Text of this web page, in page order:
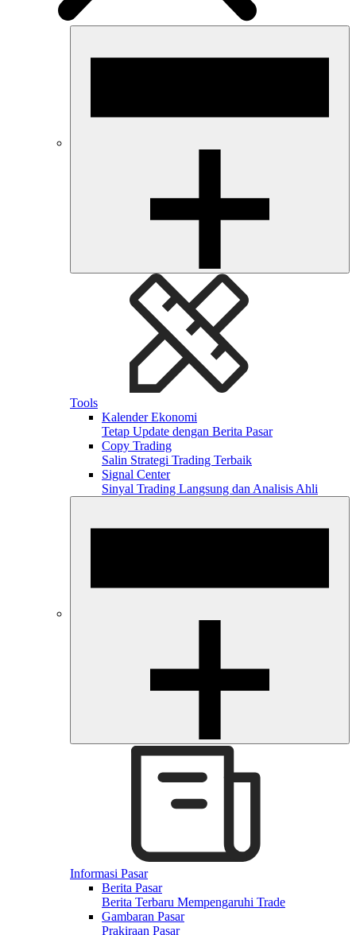
Tools
Kalender Ekonomi
Tetap Update dengan Berita Pasar
Copy Trading
Salin Strategi Trading Terbaik
Signal Center
Sinyal Trading Langsung dan Analisis Ahli
Informasi Pasar
Berita Pasar
Berita Terbaru Mempengaruhi Trade
Gambaran Pasar
Prakiraan Pasar